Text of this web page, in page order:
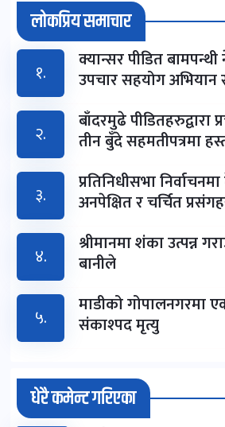
लोकप्रिय समाचार
१. क्यान्सर पीडित
उपचार सहयोग
२.
बाँदरमुढे पीडितहरुद्वारा
तीन बुँदे सहमतीपत्रमा
३.
प्रतिनिधीसभा
अनपेक्षित र चर्चित
४.
श्रीमानमा शंका उत्पन्न
बानीले
५.
माडीको गोपालनगरमा
संकाश्पद मृत्यु
धेरै कमेन्ट गरिएका